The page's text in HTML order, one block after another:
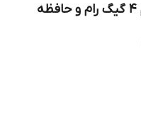
گوشی موبایل ریلمی نوت 60X رم 4 گیگ رام و حافظه